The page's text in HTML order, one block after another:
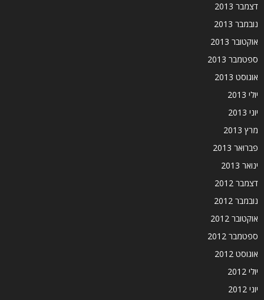
דצמבר 2013
נובמבר 2013
אוקטובר 2013
ספטמבר 2013
אוגוסט 2013
יולי 2013
יוני 2013
מרץ 2013
פברואר 2013
ינואר 2013
דצמבר 2012
נובמבר 2012
אוקטובר 2012
ספטמבר 2012
אוגוסט 2012
יולי 2012
יוני 2012